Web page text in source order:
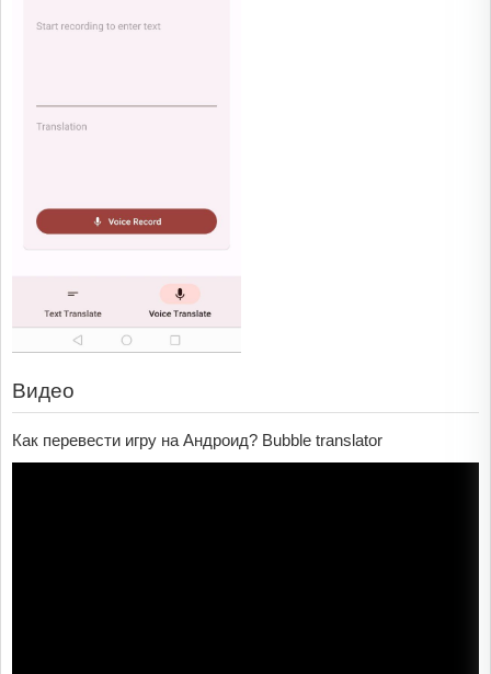
Видео
Как перевести игру на Андроид? Bubble translator